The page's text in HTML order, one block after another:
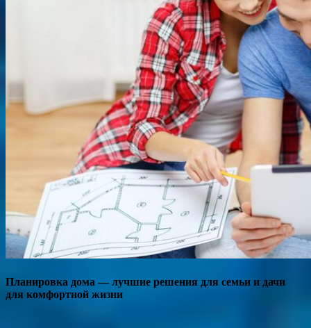
Планировка дома — лучшие решения для семьи и дачи
для комфортной жизни